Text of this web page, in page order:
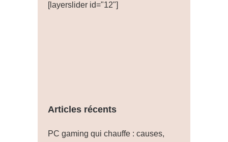
[layerslider id="12"]
Articles récents
PC gaming qui chauffe : causes,